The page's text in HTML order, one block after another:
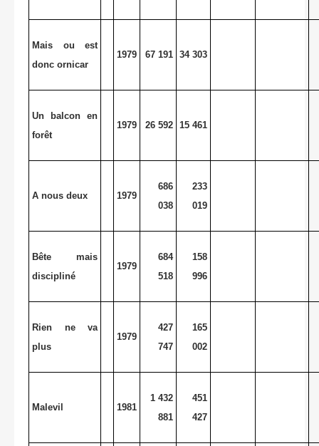
Mais ou est
donc ornicar
1979 67 191 34 303
Un balcon en
forêt
1979 26 592 15 461
A nous deux 1979
686
038
233
019
Bête mais
discipliné
1979
684
518
158
996
Rien ne va
plus
1979
427
747
165
002
Malevil 1981
1 432
881
451
427